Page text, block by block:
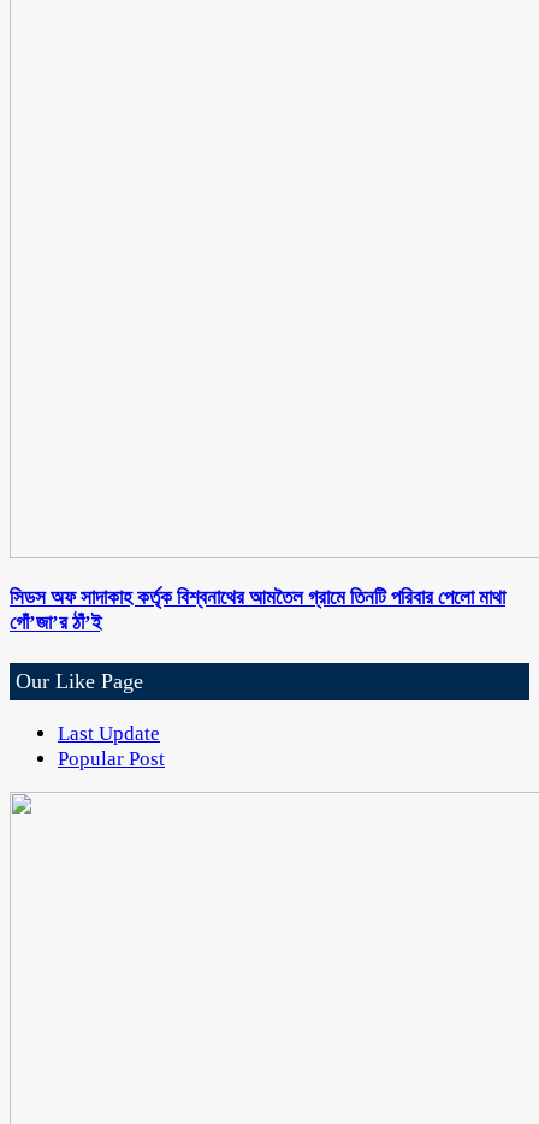
সিডস অফ সাদাকাহ কর্তৃক বিশ্বনাথের আমতৈল গ্রামে তিনটি পরিবার পেলো মাথা
গোঁ’জা’র ঠাঁ’ই
Our Like Page
Last Update
Popular Post